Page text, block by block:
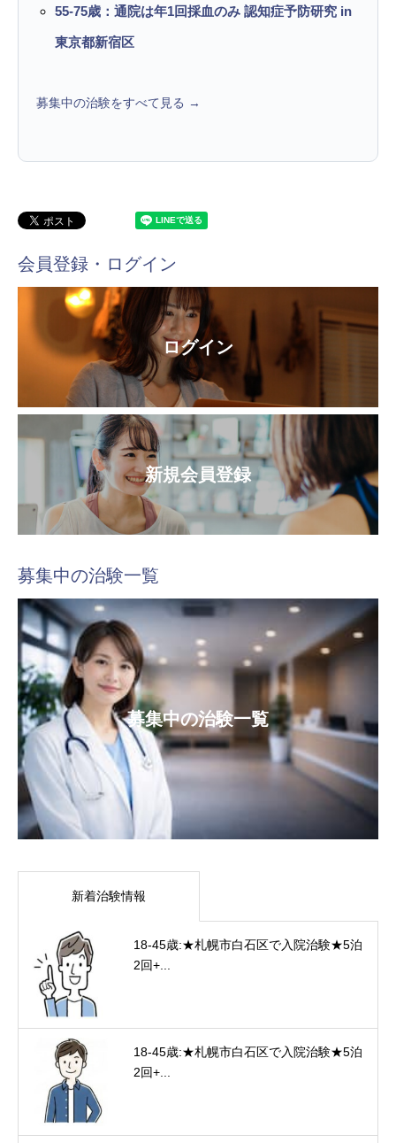
55-75歳：通院は年1回採血のみ 認知症予防研究 in
東京都新宿区
募集中の治験をすべて見る →
会員登録・ログイン
ログイン
新規会員登録
募集中の治験一覧
募集中の治験一覧
新着治験情報
18-45歳:★札幌市白石区で入院治験★5泊
2回+...
18-45歳:★札幌市白石区で入院治験★5泊
2回+...